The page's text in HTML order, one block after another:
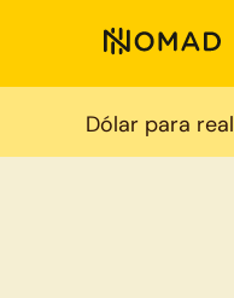
Dólar para real